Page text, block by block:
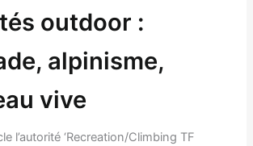
outdoor :
alpinisme,
vive
l’autorité ‘Recreation/Climbing TF